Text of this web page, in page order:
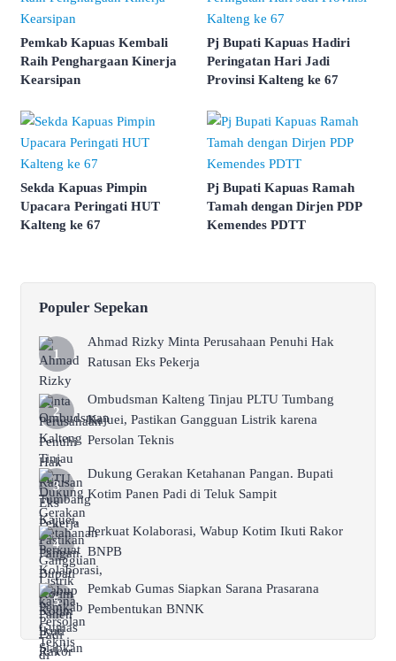
Pemkab Kapuas Kembali
Raih Penghargaan Kinerja
Kearsipan
Pj Bupati Kapuas Hadiri
Peringatan Hari Jadi
Provinsi Kalteng ke 67
Sekda Kapuas Pimpin
Upacara Peringati HUT
Kalteng ke 67
Pj Bupati Kapuas Ramah
Tamah dengan Dirjen PDP
Kemendes PDTT
Populer Sepekan
Ahmad Rizky Minta Perusahaan Penuhi Hak
Ratusan Eks Pekerja
Ombudsman Kalteng Tinjau PLTU Tumbang
Kajuei, Pastikan Gangguan Listrik karena
Persolan Teknis
Dukung Gerakan Ketahanan Pangan. Bupati
Kotim Panen Padi di Teluk Sampit
Perkuat Kolaborasi, Wabup Kotim Ikuti Rakor
BNPB
Pemkab Gumas Siapkan Sarana Prasarana
Pembentukan BNNK